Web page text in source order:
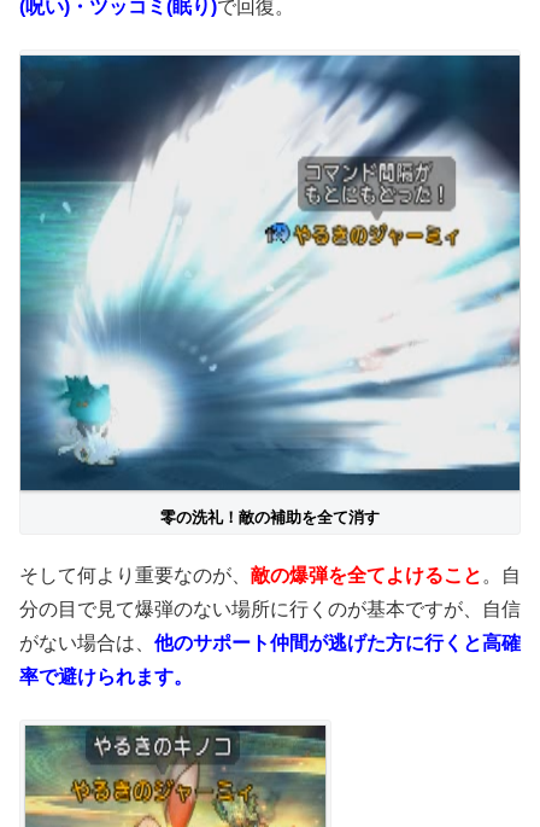
(呪い)・ツッコミ(眠り)で回復。
零の洗礼！敵の補助を全て消す
そして何より重要なのが、 敵の爆弾を全てよけること 。自
分の目で見て爆弾のない場所に行くのが基本ですが、自信
がない場合は、 他のサポート仲間が逃げた方に行くと高確
率で避けられます。